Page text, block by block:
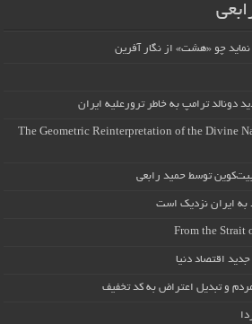
چو «هشت» از نگار آفرین
دونالد ترامپ به خاطر ترورعلیه ایران
The Geometric Reinterpretation of the Divine
بیت‌کوین توسط حمید رابعی
به ایران نزدیک است
From the Strait
اقتصاد دنیا
و تبدیل اعتراض به کد تخفیف